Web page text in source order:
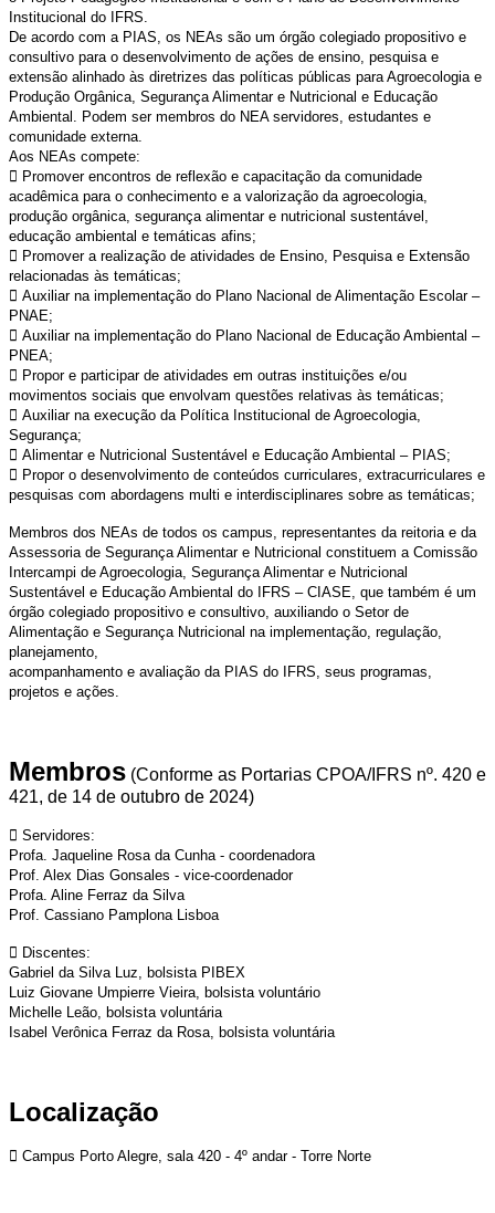
Institucional do IFRS.
De acordo com a PIAS, os NEAs são um órgão colegiado propositivo e
consultivo para o desenvolvimento de ações de ensino, pesquisa e
extensão alinhado às diretrizes das políticas públicas para Agroecologia e
Produção Orgânica, Segurança Alimentar e Nutricional e Educação
Ambiental. Podem ser membros do NEA servidores, estudantes e
comunidade externa.
Aos NEAs compete:
 Promover encontros de reflexão e capacitação da comunidade
acadêmica para o conhecimento e a valorização da agroecologia,
produção orgânica, segurança alimentar e nutricional sustentável,
educação ambiental e temáticas afins;
 Promover a realização de atividades de Ensino, Pesquisa e Extensão
relacionadas às temáticas;
 Auxiliar na implementação do Plano Nacional de Alimentação Escolar –
PNAE;
 Auxiliar na implementação do Plano Nacional de Educação Ambiental –
PNEA;
 Propor e participar de atividades em outras instituições e/ou
movimentos sociais que envolvam questões relativas às temáticas;
 Auxiliar na execução da Política Institucional de Agroecologia,
Segurança;
 Alimentar e Nutricional Sustentável e Educação Ambiental – PIAS;
 Propor o desenvolvimento de conteúdos curriculares, extracurriculares e
pesquisas com abordagens multi e interdisciplinares sobre as temáticas;
Membros dos NEAs de todos os campus, representantes da reitoria e da
Assessoria de Segurança Alimentar e Nutricional constituem a Comissão
Intercampi de Agroecologia, Segurança Alimentar e Nutricional
Sustentável e Educação Ambiental do IFRS – CIASE, que também é um
órgão colegiado propositivo e consultivo, auxiliando o Setor de
Alimentação e Segurança Nutricional na implementação, regulação,
planejamento,
acompanhamento e avaliação da PIAS do IFRS, seus programas,
projetos e ações.
Membros (Conforme as Portarias CPOA/IFRS nº. 420 e
421, de 14 de outubro de 2024)
 Servidores:
Profa. Jaqueline Rosa da Cunha - coordenadora
Prof. Alex Dias Gonsales - vice-coordenador
Profa. Aline Ferraz da Silva
Prof. Cassiano Pamplona Lisboa
 Discentes:
Gabriel da Silva Luz, bolsista PIBEX
Luiz Giovane Umpierre Vieira, bolsista voluntário
Michelle Leão, bolsista voluntária
Isabel Verônica Ferraz da Rosa, bolsista voluntária
Localização
 Campus Porto Alegre, sala 420 - 4º andar - Torre Norte